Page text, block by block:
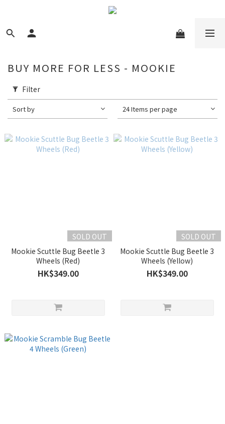
BUY MORE FOR LESS - MOOKIE
Filter
Sort by 24 Items per page
SOLD OUT
Mookie Scuttle Bug Beetle 3
Wheels (Red)
HK$349.00
SOLD OUT
Mookie Scuttle Bug Beetle 3
Wheels (Yellow)
HK$349.00